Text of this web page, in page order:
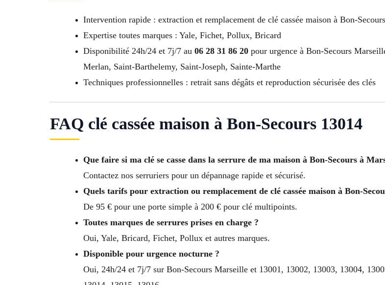
Intervention rapide : extraction et remplacement de clé cassée maison à Bon-
Expertise toutes marques : Yale, Fichet, Pollux, Bricard
Disponibilité 24h/24 et 7j/7 au 06 28 31 86 20 pour urgence à Bon-Secours
Merlan, Saint-Barthelemy, Saint-Joseph, Sainte-Marthe
Techniques professionnelles : retrait sans dégâts et reproduction sécurisée des clés
FAQ clé cassée maison à Bon-Secours 13014
Que faire si ma clé se casse dans la serrure de ma maison à Bon-Secours à
Contactez nos serruriers pour un dépannage rapide et sécurisé.
Quels tarifs pour extraction ou remplacement de clé cassée maison à Bon-
De 95 € pour une porte simple à 200 € pour clé multipoints.
Toutes marques de serrures prises en charge ?
Oui, Yale, Bricard, Fichet, Pollux et autres marques.
Disponible pour urgence nocturne ?
Oui, 24h/24 et 7j/7 sur Bon-Secours Marseille et 13001, 13002, 13003, 13004,